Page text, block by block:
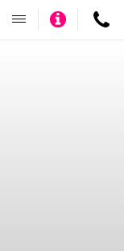
Toggle
navigatie
Adviseer Contact